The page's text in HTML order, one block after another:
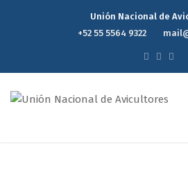
Unión Nacional de
+52 55 5564 9322